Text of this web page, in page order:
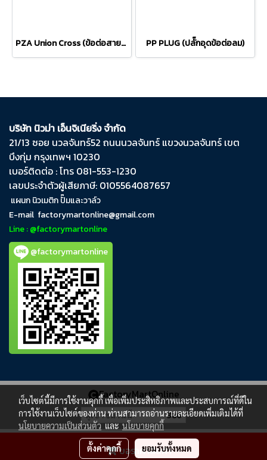
ขอราคาสินค้า
PZA Union Cross (ข้อต่อสายลม 4 ทาง) PP PLUG (ปลั๊กอุดข้อต่อลม)
บริษัท นิวม่า เอ็นจิเนียริ่ง จำกัด
21/13 ซอย นวลจันทร์​52 ถนน​นวลจันทร์​ แขวง​นวลจันทร์​ เขต​
บึงกุ่ม​ กรุงเทพฯ​ 10230
เบอร์ติดต่อ : โทร 081-553-1230
เลขประจำตัวผู้เสียภาษี: 0105564087657
แผนก นิวเมติก ปั๊มและวาล์ว
E-mail factorymartonline@gmail.com
Line : @factorymartonline
@factorymartonline
FactoryMartOnline
ผู้เข้าชมวันนี้ 386
เว็บไซต์นี้มีการใช้งานคุกกี้ เพื่อเพิ่มประสิทธิภาพและประสบการณ์ที่ดีใน
การใช้งานเว็บไซต์ของท่าน ท่านสามารถอ่านรายละเอียดเพิ่มเติมได้ที่
นโยบายความเป็นส่วนตัวและนโยบายคุกกี้
ตั้งค่าคุกกี้ ยอมรับทั้งหมด